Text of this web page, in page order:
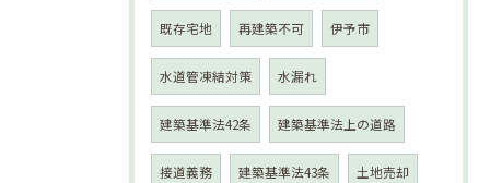
既存宅地 再建築不可 伊予市
水道管凍結対策 水漏れ
建築基準法42条 建築基準法上の道路
接道義務 建築基準法43条 土地売却